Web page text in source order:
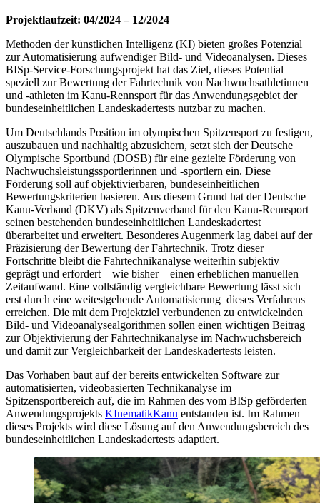
Projektlaufzeit: 04/2024 – 12/2024
Methoden der künstlichen Intelligenz (KI) bieten großes Potenzial
zur Automatisierung aufwendiger Bild- und Videoanalysen. Dieses
BISp-Service-Forschungsprojekt hat das Ziel, dieses Potential
speziell zur Bewertung der Fahrtechnik von Nachwuchsathletinnen
und -athleten im Kanu-Rennsport für das Anwendungsgebiet der
bundeseinheitlichen Landeskadertests nutzbar zu machen.
Um Deutschlands Position im olympischen Spitzensport zu festigen,
auszubauen und nachhaltig abzusichern, setzt sich der Deutsche
Olympische Sportbund (DOSB) für eine gezielte Förderung von
Nachwuchsleistungssportlerinnen und -sportlern ein. Diese
Förderung soll auf objektivierbaren, bundeseinheitlichen
Bewertungskriterien basieren. Aus diesem Grund hat der Deutsche
Kanu-Verband (DKV) als Spitzenverband für den Kanu-Rennsport
seinen bestehenden bundeseinheitlichen Landeskadertest
überarbeitet und erweitert. Besonderes Augenmerk lag dabei auf der
Präzisierung der Bewertung der Fahrtechnik. Trotz dieser
Fortschritte bleibt die Fahrtechnikanalyse weiterhin subjektiv
geprägt und erfordert – wie bisher – einen erheblichen manuellen
Zeitaufwand. Eine vollständig vergleichbare Bewertung lässt sich
erst durch eine weitestgehende Automatisierung dieses Verfahrens
erreichen. Die mit dem Projektziel verbundenen zu entwickelnden
Bild- und Videoanalysealgorithmen sollen einen wichtigen Beitrag
zur Objektivierung der Fahrtechnikanalyse im Nachwuchsbereich
und damit zur Vergleichbarkeit der Landeskadertests leisten.
Das Vorhaben baut auf der bereits entwickelten Software zur
automatisierten, videobasierten Technikanalyse im
Spitzensportbereich auf, die im Rahmen des vom BISp geförderten
Anwendungsprojekts KInematikKanu entstanden ist. Im Rahmen
dieses Projekts wird diese Lösung auf den Anwendungsbereich des
bundeseinheitlichen Landeskadertests adaptiert.